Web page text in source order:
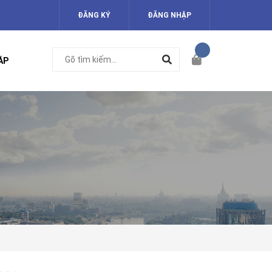
ĐĂNG KÝ ĐĂNG NHẬP